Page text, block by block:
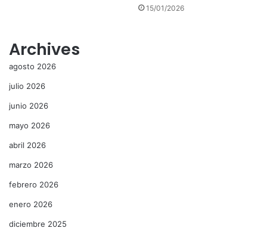
15/01/2026
Archives
agosto 2026
julio 2026
junio 2026
mayo 2026
abril 2026
marzo 2026
febrero 2026
enero 2026
diciembre 2025